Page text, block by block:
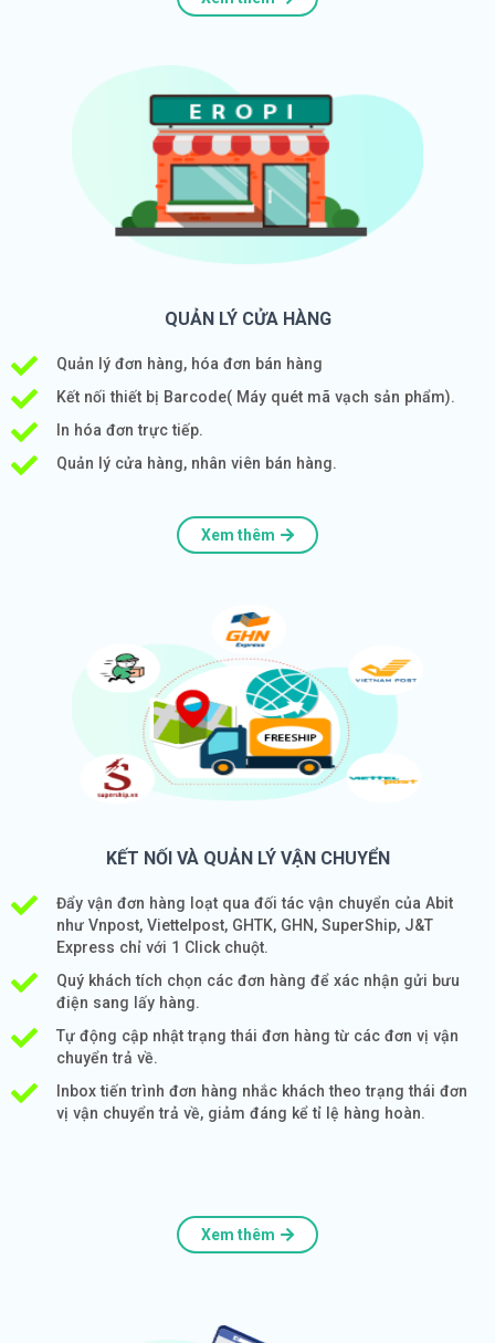
QUẢN LÝ CỬA HÀNG
Quản lý đơn hàng, hóa đơn bán hàng
Kết nối thiết bị Barcode( Máy quét mã vạch sản phẩm).
In hóa đơn trực tiếp.
Quản lý cửa hàng, nhân viên bán hàng.
Xem thêm
KẾT NỐI VÀ QUẢN LÝ VẬN CHUYỂN
Đẩy vận đơn hàng loạt qua đối tác vận chuyển của Abit
như Vnpost, Viettelpost, GHTK, GHN, SuperShip, J&T
Express chỉ với 1 Click chuột.
Quý khách tích chọn các đơn hàng để xác nhận gửi bưu
điện sang lấy hàng.
Tự động cập nhật trạng thái đơn hàng từ các đơn vị vận
chuyển trả về.
Inbox tiến trình đơn hàng nhắc khách theo trạng thái đơn
vị vận chuyển trả về, giảm đáng kể tỉ lệ hàng hoàn.
Xem thêm